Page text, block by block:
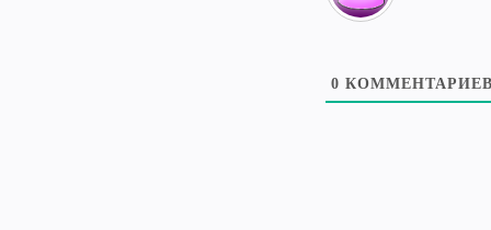
0 КОММЕНТАРИЕВ